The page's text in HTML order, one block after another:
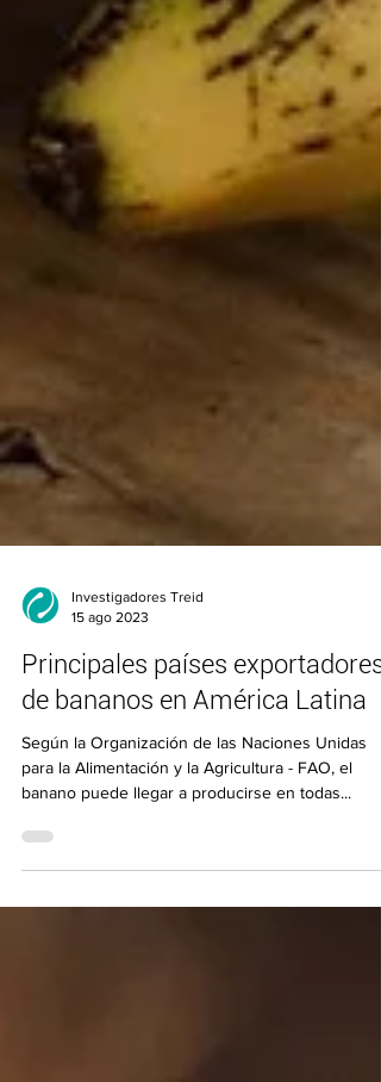
15 ago 2023
Principales países exportadores
de bananos en América Latina
Según la Organización de las Naciones Unidas
para la Alimentación y la Agricultura - FAO, el
banano puede llegar a producirse en todas...